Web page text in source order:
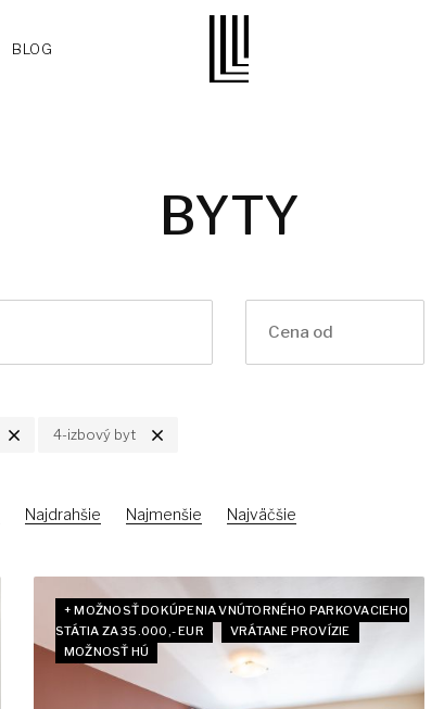
BLOG
BYTY
4-izbový byt
Najdrahšie Najmenšie Najväčšie
+ MOŽNOSŤ DOKÚPENIA VNÚTORNÉHO PARKOVACIEHO
STÁTIA ZA 35.000,- EUR
VRÁTANE PROVÍZIE
MOŽNOSŤ HÚ